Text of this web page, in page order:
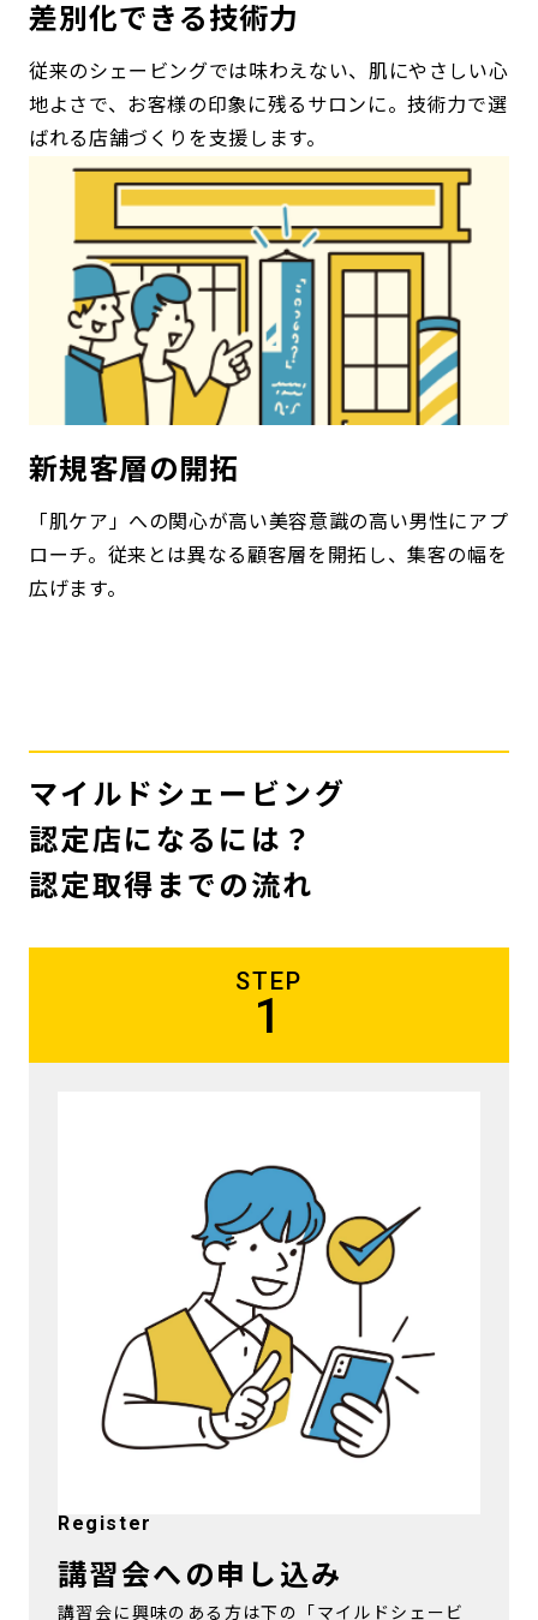
差別化できる技術力
従来のシェービングでは味わえない、肌にやさしい心
地よさで、お客様の印象に残るサロンに。技術力で選
ばれる店舗づくりを支援します。
新規客層の開拓
「肌ケア」への関心が高い美容意識の高い男性にアプ
ローチ。従来とは異なる顧客層を開拓し、集客の幅を
広げます。
マイルドシェービング
認定店になるには？
認定取得までの流れ
STEP
1
Register
講習会への申し込み
講習会に興味のある方は下の「マイルドシェービ